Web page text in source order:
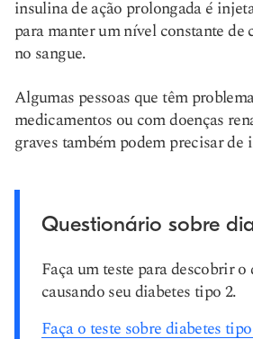
insulina de ação prolongada é
para manter um nível constante de
no sangue.
Algumas pessoas que têm
medicamentos ou com doenças
graves também podem precisar de
Questionário sobre
Faça um teste para descobrir o
causando seu diabetes tipo 2.
Faça o teste sobre diabetes